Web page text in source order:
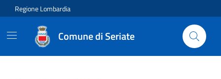
Vai ai contenuti
Vai al footer
Regione Lombardia
Comune di Seriate